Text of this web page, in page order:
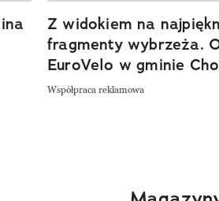
Z widokiem na
fragmenty wybrzeża.
EuroVelo w gminie
Współpraca reklamowa